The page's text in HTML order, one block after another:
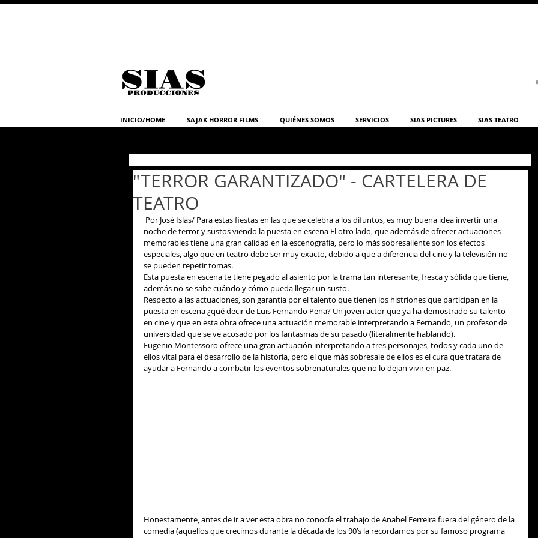
INICIO/HOME SAJAK HORROR FILMS QUIÉNES SOMOS SERVICIOS SIAS PICTURES SIAS TEATRO
"TERROR GARANTIZADO" - CARTELERA DE
TEATRO
noche de terror y sustos viendo la puesta en escena El otro lado, que además de ofrecer actuaciones
memorables tiene una gran calidad en la escenografía, pero lo más sobresaliente son los efectos
especiales, algo que en teatro debe ser muy exacto, debido a que a diferencia del cine y la televisión no
se pueden repetir tomas.
Esta puesta en escena te tiene pegado al asiento por la trama tan interesante, fresca y sólida que tiene,
además no se sabe cuándo y cómo pueda llegar un susto.
Respecto a las actuaciones, son garantía por el talento que tienen los histriones que participan en la
puesta en escena ¿qué decir de Luis Fernando Peña? Un joven actor que ya ha demostrado su talento
en cine y que en esta obra ofrece una actuación memorable interpretando a Fernando, un profesor de
universidad que se ve acosado por los fantasmas de su pasado (literalmente hablando).
Eugenio Montessoro ofrece una gran actuación interpretando a tres personajes, todos y cada uno de
ellos vital para el desarrollo de la historia, pero el que más sobresale de ellos es el cura que tratara de
ayudar a Fernando a combatir los eventos sobrenaturales que no lo dejan vivir en paz.
Honestamente, antes de ir a ver esta obra no conocía el trabajo de Anabel Ferreira fuera del género de la
comedia (aquellos que crecimos durante la década de los 90’s la recordamos por su famoso programa